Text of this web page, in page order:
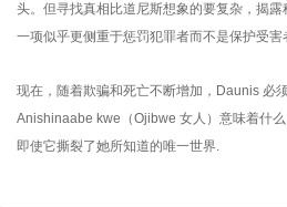
头。但寻找真相比道尼斯想象的要复杂，揭
一项似乎更侧重于惩罚犯罪者而不是保护受害
现在，随着欺骗和死亡不断增加，Daunis 必
Anishinaabe kwe（Ojibwe 女人）意味着什
即使它撕裂了她所知道的唯一世界.